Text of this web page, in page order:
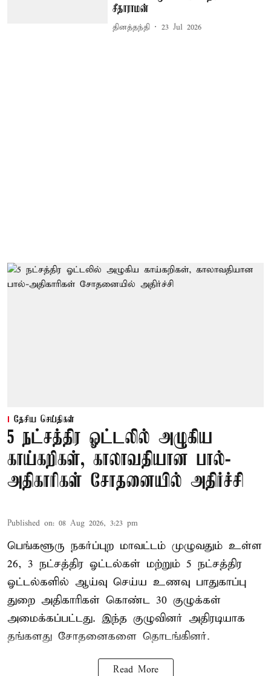
சீதாராமன்
தினத்தந்தி 23 Jul 2026
தேசிய செய்திகள்
5 நட்சத்திர ஓட்டலில் அழுகிய
காய்கறிகள், காலாவதியான பால்-
அதிகாரிகள் சோதனையில் அதிர்ச்சி
Published on: 08 Aug 2026, 3:23 pm
பெங்களூரு நகர்ப்புற மாவட்டம் முழுவதும் உள்ள
26, 3 நட்சத்திர ஓட்டல்கள் மற்றும் 5 நட்சத்திர
ஓட்டல்களில் ஆய்வு செய்ய உணவு பாதுகாப்பு
துறை அதிகாரிகள் கொண்ட 30 குழுக்கள்
அமைக்கப்பட்டது. இந்த குழுவினர் அதிரடியாக
தங்களது சோதனைகளை தொடங்கினர்.
Read More